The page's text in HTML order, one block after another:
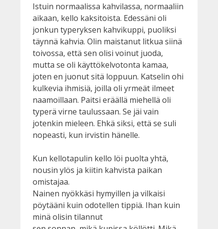
Istuin normaalissa kahvilassa, normaaliin
aikaan, kello kaksitoista. Edessäni oli
jonkun typeryksen kahvikuppi, puoliksi
täynnä kahvia. Olin maistanut litkua siinä
toivossa, että sen olisi voinut juoda,
mutta se oli käyttökelvotonta kamaa,
joten en juonut sitä loppuun. Katselin ohi
kulkevia ihmisiä, joilla oli yrmeät ilmeet
naamoillaan. Paitsi eräällä miehellä oli
typerä virne taulussaan. Se jäi vain
jotenkin mieleen. Ehkä siksi, että se suli
nopeasti, kun irvistin hänelle.
Kun kellotapulin kello löi puolta yhtä,
nousin ylös ja kiitin kahvista paikan
omistajaa.
Nainen nyökkäsi hymyillen ja vilkaisi
pöytääni kuin odotellen tippiä. Ihan kuin
minä olisin tilannut